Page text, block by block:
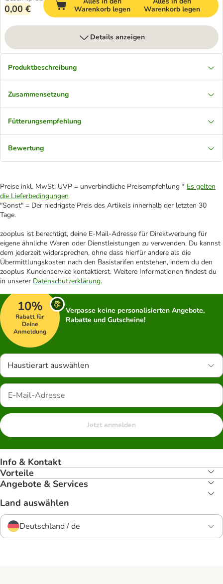
0,00 €
Warenkorb legen
Warenkorb legen
Details anzeigen
Produktbeschreibung
Zusammensetzung
Fütterungsempfehlung
Bewertung
Preise inkl. MwSt. UVP = unverbindliche Preisempfehlung * Es gelten
die Lieferbedingungen
"Sonst" = Der niedrigste Preis des Artikels innerhalb der letzten 30
Tage.
zooplus ist berechtigt, deine E-Mail-Adresse für Direktwerbung für
eigene ähnliche Waren oder Dienstleistungen zu verwenden. Du kannst
dem jederzeit widersprechen, ohne dass hierfür andere als die
Übermittlungskosten nach den Basistarifen entstehen, indem du den
zooplus Kundenservice kontaktierst. Weitere Informationen findest du
in unserer Datenschutzerklärung.
10%
Rabatt für
Deine
Anmeldung
Verpasse keine personalisierten Angebote,
Rabatte und Gutscheine!
Haustierart auswählen
Jetzt anmelden
Info & Kontakt
Vorteile
Angebote & Services
Land auswählen
Deutschland / de